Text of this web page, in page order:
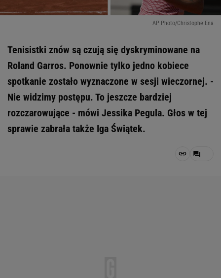
AP Photo/Christophe Ena
Tenisistki znów są czują się dyskryminowane na
Roland Garros. Ponownie tylko jedno kobiece
spotkanie zostało wyznaczone w sesji wieczornej. -
Nie widzimy postępu. To jeszcze bardziej
rozczarowujące - mówi Jessika Pegula. Głos w tej
sprawie zabrała także Iga Świątek.